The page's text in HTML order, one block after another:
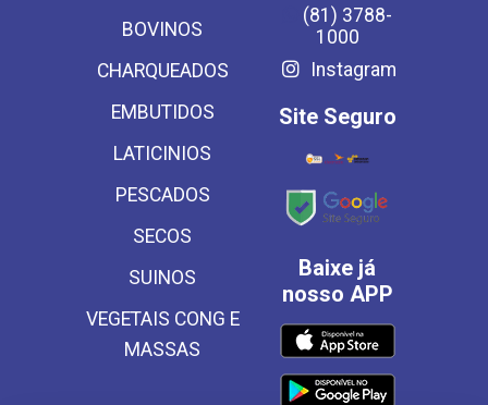
BOVINOS
CHARQUEADOS
EMBUTIDOS
LATICINIOS
PESCADOS
SECOS
SUINOS
VEGETAIS CONG E
MASSAS
(81) 3788-
1000
Instagram
Site Seguro
Baixe já
nosso APP